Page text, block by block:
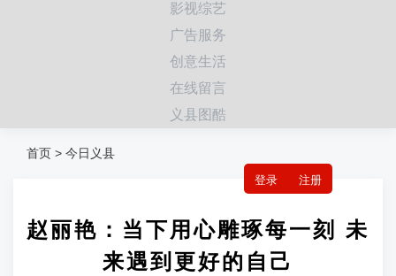
登录 注册
影视综艺
广告服务
创意生活
在线留言
义县图酷
首页 > 今日义县
赵丽艳：当下用心雕琢每一刻 未
来遇到更好的自己